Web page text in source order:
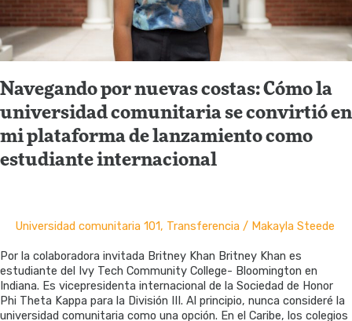
Navegando por nuevas costas: Cómo la
universidad comunitaria se convirtió en
mi plataforma de lanzamiento como
estudiante internacional
Universidad comunitaria 101, Transferencia / Makayla Steede
Por la colaboradora invitada Britney Khan Britney Khan es
estudiante del Ivy Tech Community College- Bloomington en
Indiana. Es vicepresidenta internacional de la Sociedad de Honor
Phi Theta Kappa para la División III. Al principio, nunca consideré la
universidad comunitaria como una opción. En el Caribe, los colegios